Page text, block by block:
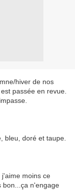
hiver de nos
passée en revue.
bleu, doré et taupe.
moins ce
bon...ça n'engage